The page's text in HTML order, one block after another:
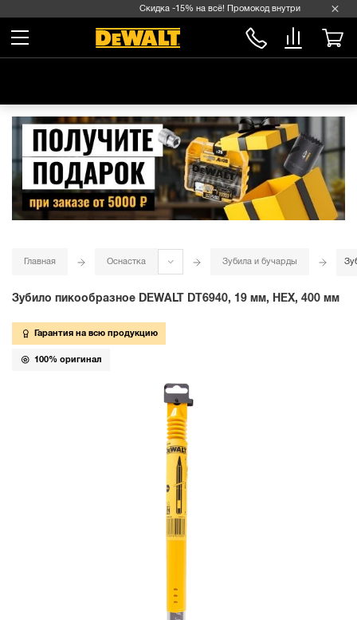
Скидка -15% на всё! Промокод внутри →
Главная Оснастка Зубила и бучарды
Зубило пикообразное DEWALT DT6940, 19 мм, HEX, 400 мм
Гарантия на всю продукцию
100% оригинал